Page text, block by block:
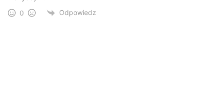
0 Odpowiedz